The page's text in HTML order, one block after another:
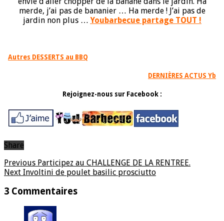
merde, j’ai pas de bananier … Ha merde ! J’ai pas de
jardin non plus …Youbarbecue partage TOUT !
Autres DESSERTS au BBQ
DERNIÈRES ACTUS Yb
Rejoignez-nous sur Facebook :
Share
Previous Participez au CHALLENGE DE LA RENTREE.
Next Involtini de poulet basilic prosciutto
3 Commentaires